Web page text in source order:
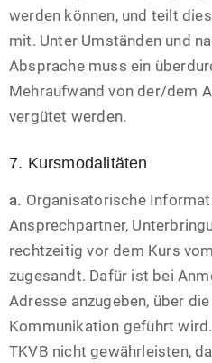
werden können, und teilt
mit. Unter Umständen und
Absprache muss ein
Mehraufwand von der/dem
vergütet werden.
7. Kursmodalitäten
a. Organisatorische
Ansprechpartner,
rechtzeitig vor dem Kurs
zugesandt. Dafür ist bei
Adresse anzugeben, über
Kommunikation geführt
TKVB nicht gewährleisten,